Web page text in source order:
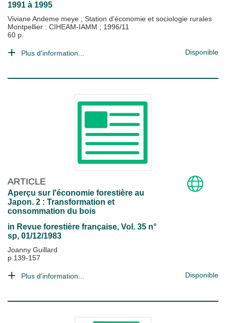
1991 à 1995
Viviane Andeme meye ; Station d'économie et sociologie rurales
Montpellier : CIHEAM-IAMM ; 1996/11
60 p.
Plus d'information... Disponible
ARTICLE
Aperçu sur l'économie forestière au
Japon. 2 : Transformation et
consommation du bois
in Revue forestière française, Vol. 35 n°
sp, 01/12/1983
Joanny Guillard
p.139-157
Plus d'information... Disponible